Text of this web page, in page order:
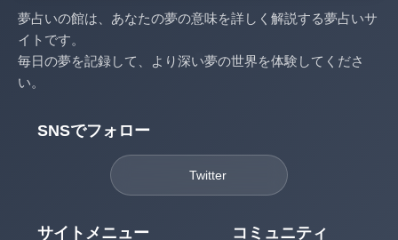
夢占いの館は、あなたの夢の意味を詳しく解説する夢占いサ
イトです。
毎日の夢を記録して、より深い夢の世界を体験してくださ
い。
SNSでフォロー
Twitter
サイトメニュー コミュニティ